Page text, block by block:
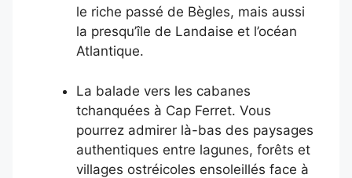
le riche passé de Bègles, mais aussi
la presqu’île de Landaise et l’océan
Atlantique.
La balade vers les cabanes
tchanquées à Cap Ferret. Vous
pourrez admirer là-bas des paysages
authentiques entre lagunes, forêts et
villages ostréicoles ensoleillés face à